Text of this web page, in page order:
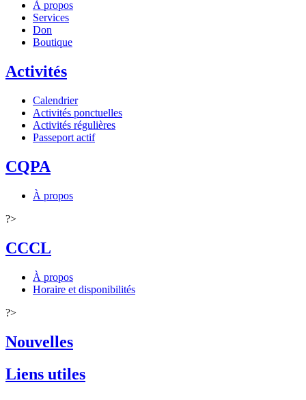
À propos
Services
Don
Boutique
Activités
Calendrier
Activités ponctuelles
Activités régulières
Passeport actif
CQPA
À propos
?>
CCCL
À propos
Horaire et disponibilités
?>
Nouvelles
Liens utiles